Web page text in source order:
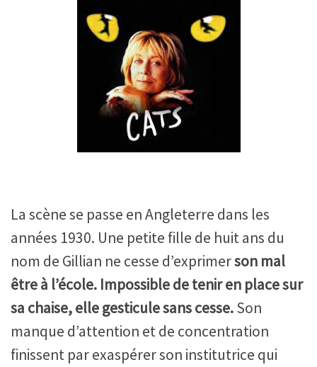
La scène se passe en Angleterre dans les
années 1930. Une petite fille de huit ans du
nom de Gillian ne cesse d’exprimerson mal
être à l’école. Impossible de tenir en place sur
sa chaise, elle gesticule sans cesse.Son
manque d’attention et de concentration
finissent par exaspérer son institutrice qui